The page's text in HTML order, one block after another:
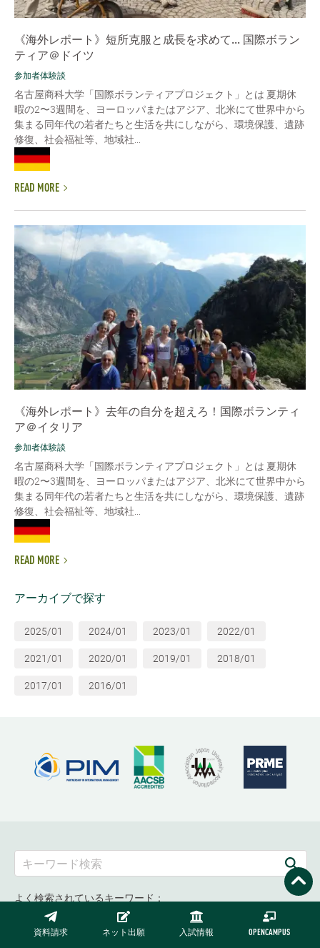
資料請求 ネット出願 入試情報 OPENCAMPUS
《海外レポート》短所克服と成長を求めて... 国際ボラン
ティア＠ドイツ
参加者体験談
名古屋商科大学「国際ボランティアプロジェクト」とは 夏期休
暇の2〜3週間を、ヨーロッパまたはアジア、北米にて世界中から
集まる同年代の若者たちと生活を共にしながら、環境保護、遺跡
修復、社会福祉等、地域社...
READ MORE
《海外レポート》去年の自分を超えろ！国際ボランティ
ア＠イタリア
参加者体験談
名古屋商科大学「国際ボランティアプロジェクト」とは 夏期休
暇の2〜3週間を、ヨーロッパまたはアジア、北米にて世界中から
集まる同年代の若者たちと生活を共にしながら、環境保護、遺跡
修復、社会福祉等、地域社...
READ MORE
アーカイブで探す
2025/01 2024/01 2023/01 2022/01
2021/01 2020/01 2019/01 2018/01
2017/01 2016/01
よく検索されているキーワード：